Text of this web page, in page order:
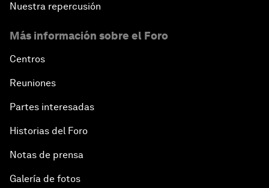
Nuestra repercusión
Más información sobre el Foro
Centros
Reuniones
Partes interesadas
Historias del Foro
Notas de prensa
Galería de fotos